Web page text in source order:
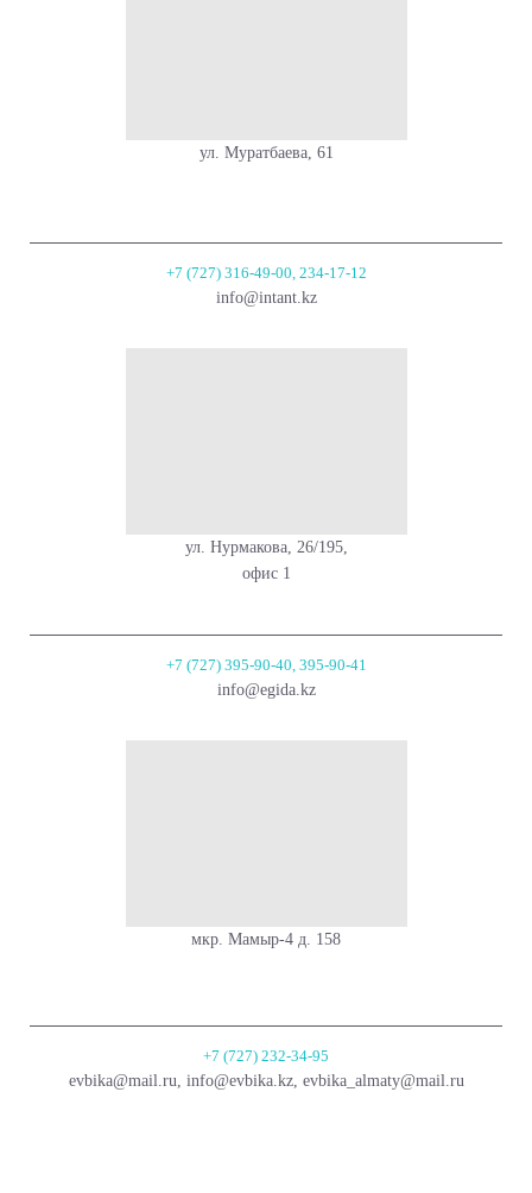
ул. Муратбаева, 61
+7 (727) 316-49-00, 234-17-12
info@intant.kz
ул. Нурмакова, 26/195,
офис 1
+7 (727) 395-90-40, 395-90-41
info@egida.kz
мкр. Мамыр-4 д. 158
+7 (727) 232-34-95
evbika@mail.ru, info@evbika.kz, evbika_almaty@mail.ru